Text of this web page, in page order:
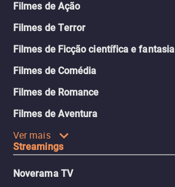
Filmes de Ação
Filmes de Terror
Filmes de Ficção científica e fantasia
Filmes de Comédia
Filmes de Romance
Filmes de Aventura
Ver mais
Streamings
Noverama TV